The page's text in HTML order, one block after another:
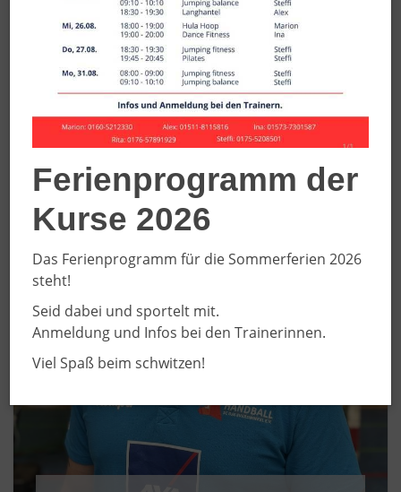
Ferienprogramm der
Kurse 2026
Das Ferienprogramm für die Sommerferien 2026
steht!
Seid dabei und sportelt mit.
Anmeldung und Infos bei den Trainerinnen.
Viel Spaß beim schwitzen!